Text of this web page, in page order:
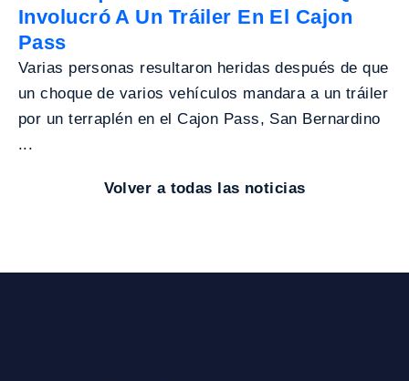
Involucró A Un Tráiler En El Cajon
Pass
Varias personas resultaron heridas después de que
un choque de varios vehículos mandara a un tráiler
por un terraplén en el Cajon Pass, San Bernardino
...
Volver a todas las noticias